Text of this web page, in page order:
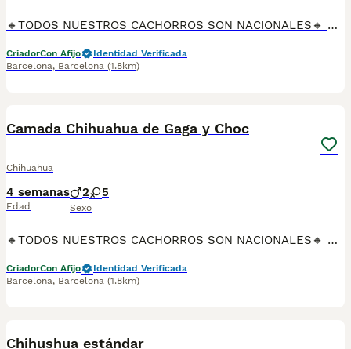
🔸TODOS NUESTROS CACHORROS SON NACIONALES🔸 Se entregan con sus vacunas, desparasitaciones internas y externas, microchip y su registro, cartilla sanitaria, contrato de garantías, toda su documentación legal y factura. ✅ Somos un criadero familiar autorizado y certificado por la Generalitat de Catalunya bajo el número de Núcleo Zoológico G25/00314. 💙 Con más de 30 años promoviendo la cría responsable. PARA MÁS INFORMACIÓN: ☎️ TIENDA 933095977 📱 CRIADERO 685878504 📱 WHATSAPP 674320847 🐶 Puedes conocer a los cachorros en persona (cita previa) 💻 Fotos y vídeos www.aquanatura.es 🚙 Hacemos envíos 💰 Financiamos 📌 Calle Roger de Flor 45, muy cerca del Arc de Triomf de Barcelona, de Lunes a Sábados.
CriadorCon Afijo
Identidad Verificada
Barcelona, Barcelona (1.8km)
Camada Chihuahua de Gaga y Choc
Chihuahua
4 semanas
Edad
2 5
Sexo
🔸TODOS NUESTROS CACHORROS SON NACIONALES🔸 Se entregan con sus vacunas, desparasitaciones internas y externas, microchip y su registro, cartilla sanitaria, contrato de garantías, toda su documentación legal y factura. ✅ Somos un criadero familiar autorizado y certificado por la Generalitat de Catalunya bajo el número de Núcleo Zoológico G25/00314. 💙 Con más de 30 años promoviendo la cría responsable. PARA MÁS INFORMACIÓN: ☎️ TIENDA 933095977 📱 CRIADERO 685878504 📱 WHATSAPP 674320847 🐶 Puedes conocer a los cachorros en persona (cita previa) 💻 Fotos y vídeos www.aquanatura.es 🚙 Hacemos envíos 💰 Financiamos 📌 Calle Roger de Flor 45, muy cerca del Arc de Triomf de Barcelona, de Lunes a Sábados.
CriadorCon Afijo
Identidad Verificada
Barcelona, Barcelona (1.8km)
Chihushua estándar